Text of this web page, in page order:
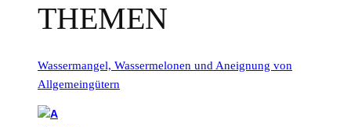
THEMEN
Wassermangel, Wassermelonen und Aneignung von
Allgemeingütern